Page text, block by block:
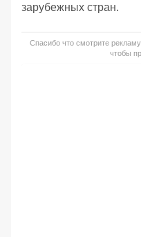
зарубежных стран.
Спасибо что смотрите
чтобы